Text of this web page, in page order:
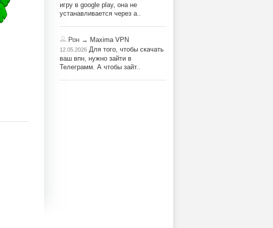
игру в google play, она не
устанавливается через a..
Рон → Maxima VPN
12.05.2026 Для того, чтобы скачать
ваш впн, нужно зайти в
Телеграмм. А чтобы зайт..